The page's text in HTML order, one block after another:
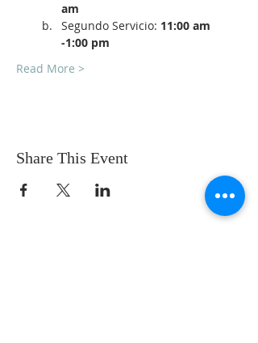
am
Segundo Servicio: 11:00 am
-1:00 pm
Read More >
Share This Event